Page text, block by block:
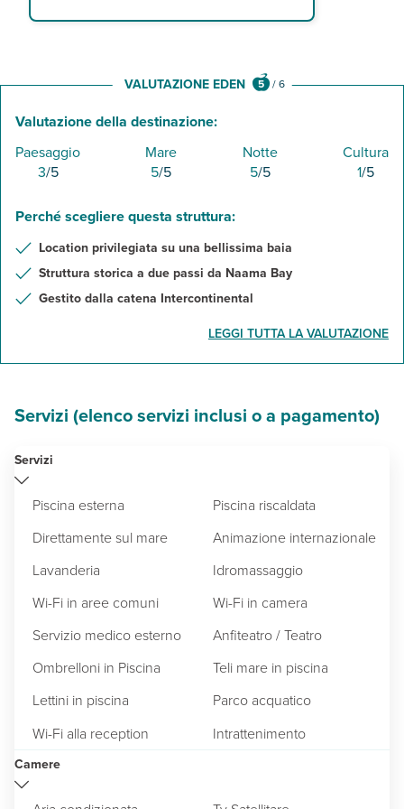
VALUTAZIONE EDEN 5 /6
Valutazione della destinazione:
Paesaggio
3/5
Mare
5/5
Notte
5/5
Cultura
1/5
Perché scegliere questa struttura:
Location privilegiata su una bellissima baia
Struttura storica a due passi da Naama Bay
Gestito dalla catena Intercontinental
LEGGI TUTTA LA VALUTAZIONE
Servizi (elenco servizi inclusi o a pagamento)
Servizi
Piscina esterna
Piscina riscaldata
Direttamente sul mare
Animazione internazionale
Lavanderia
Idromassaggio
Wi-Fi in aree comuni
Wi-Fi in camera
Servizio medico esterno
Anfiteatro / Teatro
Ombrelloni in Piscina
Teli mare in piscina
Lettini in piscina
Parco acquatico
Wi-Fi alla reception
Intrattenimento
Camere